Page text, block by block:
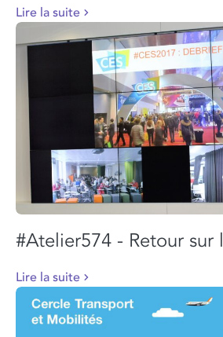
Lire la suite
#Atelier574 - Retour sur
Lire la suite